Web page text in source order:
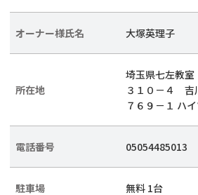
オーナー様氏名 大塚英理子
所在地
埼玉県七左教室
３１０－４ 吉
７６９－１ ハ
電話番号 05054485013
駐車場 無料 1台